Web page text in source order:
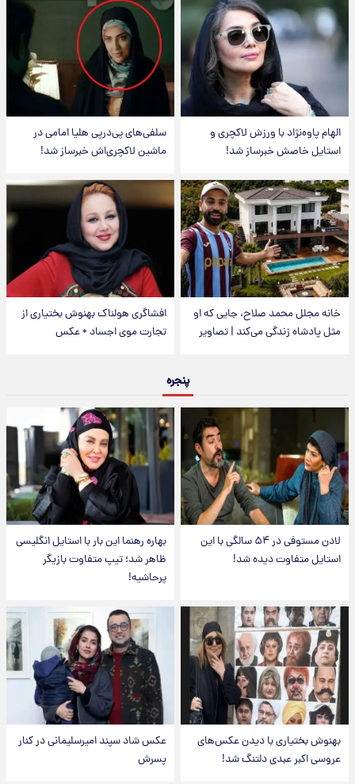
الهام پاوه‌نژاد با ورزش لاکچری و
استایل خاصش خبرساز شد!
سلفی‌های پی‌درپی هلیا امامی در
ماشین لاکچری‌اش خبرساز شد!
خانه مجلل محمد صلاح، جایی که او
مثل پادشاه زندگی می‌کند | تصاویر
افشاگری هولناک بهنوش بختیاری از
تجارت موی اجساد + عکس
پنجره
لادن مستوفی در ۵۴ سالگی با این
استایل متفاوت دیده شد!
بهاره رهنما این بار با استایل انگلیسی
ظاهر شد؛ تیپ متفاوت بازیگر
پرحاشیه!
بهنوش بختیاری با دیدن عکس‌های
عروسی اکبر عبدی دلتنگ شد!
عکس شاد سپند امیرسلیمانی در کنار
پسرش